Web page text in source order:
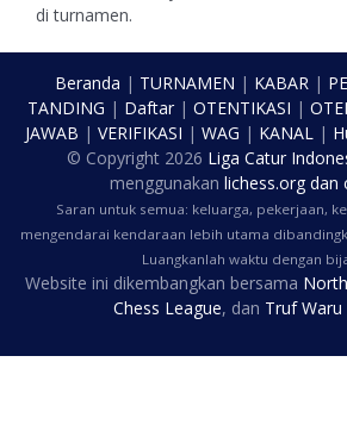
di turnamen.
Beranda | TURNAMEN | KABAR|
TANDING | Daftar| OTENTIKASI |
JAWAB | VERIFIKASI | WAG | KANAL|
© Copyright 2026 Liga Catur
menggunakan lichess.orgdan
Saran untuk semua: keluarga, pekerjaan,
mengendarai kendaraan lebih utama
Luangkanlah waktu dengan
Website ini dikembangkan bersama
Chess League, dan Truf